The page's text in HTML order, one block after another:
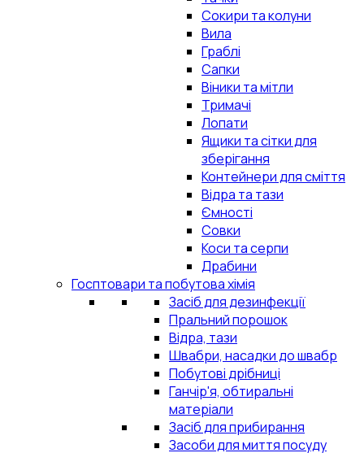
Сокири та колуни
Вила
Граблі
Сапки
Віники та мітли
Тримачі
Лопати
Ящики та сітки для
зберігання
Контейнери для сміття
Відра та тази
Ємності
Совки
Коси та серпи
Драбини
Госптовари та побутова хімія
Засіб для дезинфекції
Пральний порошок
Відра, тази
Швабри, насадки до швабр
Побутові дрібниці
Ганчір'я, обтиральні
матеріали
Засіб для прибирання
Засоби для миття посуду